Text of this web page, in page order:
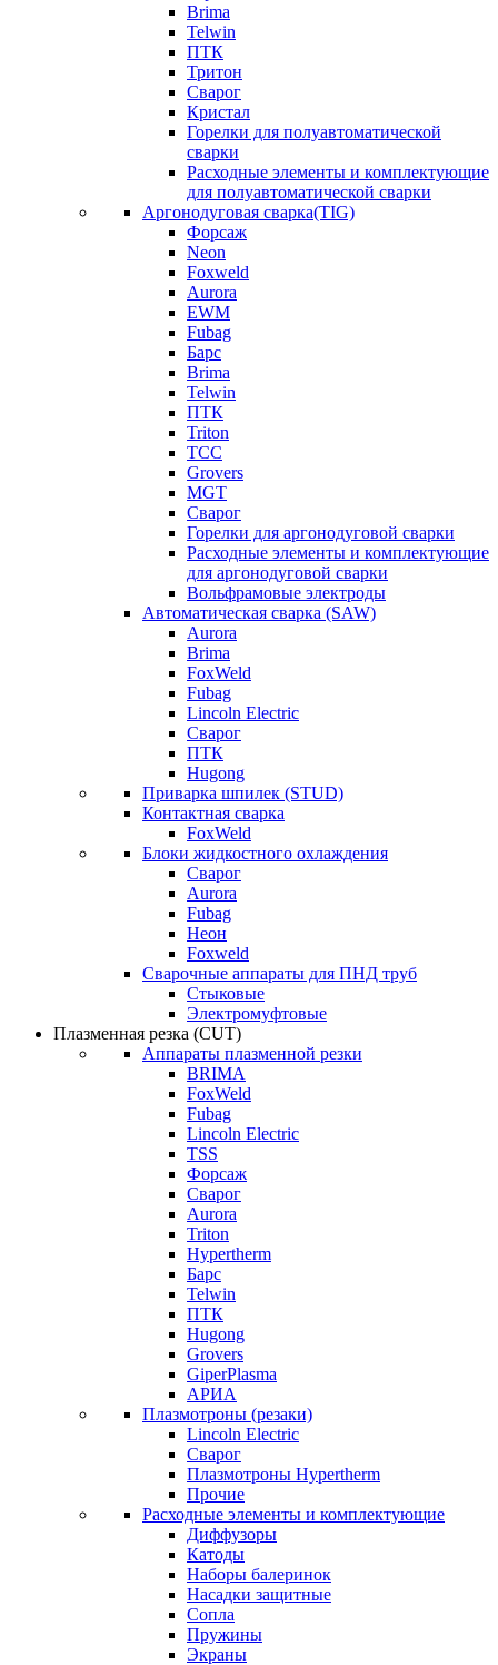
Brima
Telwin
ПТК
Тритон
Сварог
Кристал
Горелки для полуавтоматической
сварки
Расходные элементы и комплектующие
для полуавтоматической сварки
Аргонодуговая сварка(TIG)
Форсаж
Neon
Foxweld
Aurora
EWM
Fubag
Барс
Brima
Telwin
ПТК
Triton
ТСС
Grovers
MGT
Сварог
Горелки для аргонодуговой сварки
Расходные элементы и комплектующие
для аргонодуговой сварки
Вольфрамовые электроды
Автоматическая сварка (SAW)
Aurora
Brima
FoxWeld
Fubag
Lincoln Electric
Сварог
ПТК
Hugong
Приварка шпилек (STUD)
Контактная сварка
FoxWeld
Блоки жидкостного охлаждения
Сварог
Aurora
Fubag
Неон
Foxweld
Сварочные аппараты для ПНД труб
Стыковые
Электромуфтовые
Плазменная резка (CUT)
Аппараты плазменной резки
BRIMA
FoxWeld
Fubag
Lincoln Electric
TSS
Форсаж
Сварог
Aurora
Triton
Hypertherm
Барс
Telwin
ПТК
Hugong
Grovers
GiperPlasma
АРИА
Плазмотроны (резаки)
Lincoln Electric
Сварог
Плазмотроны Hypertherm
Прочие
Расходные элементы и комплектующие
Диффузоры
Катоды
Наборы балеринок
Насадки защитные
Сопла
Пружины
Экраны